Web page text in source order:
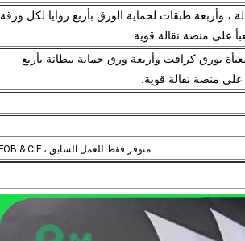
، وأربعة طبقات لحماية الورق بأربع زوايا لكل ورقة
، كل 500 ورقة معبأة بورق كرافت وأربعة ورق حماية ببطانة بأربع
متوفر فقط للعمل السابق ، FOB & CIF